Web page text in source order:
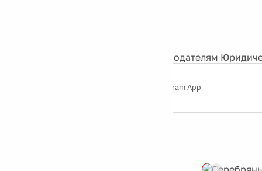
Рекламодателям
Telegram App